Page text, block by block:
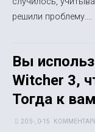
решили проблему....
Вы
Witcher 3,
Тогда к
20 5-, 0-15